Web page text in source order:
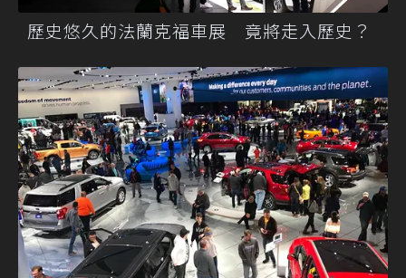
歷史悠久的法蘭克福車展 竟將走入歷史？